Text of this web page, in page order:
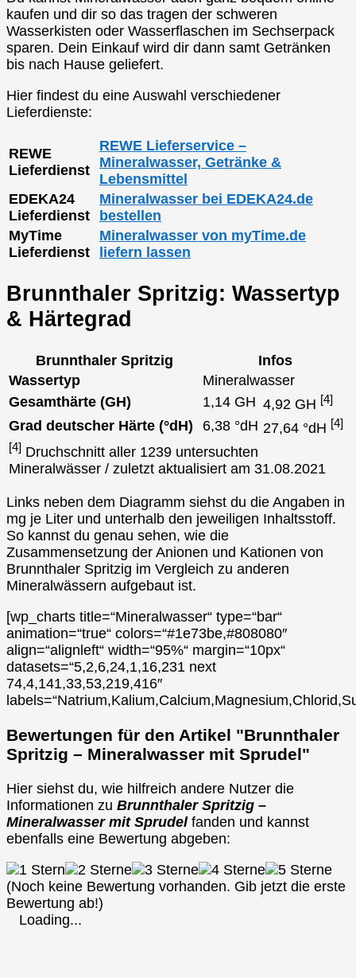
kaufen und dir so das tragen der schweren
Wasserkisten oder Wasserflaschen im Sechserpack
sparen. Dein Einkauf wird dir dann samt Getränken
bis nach Hause geliefert.
Hier findest du eine Auswahl verschiedener
Lieferdienste:
REWE
Lieferdienst
REWE Lieferservice –
Mineralwasser, Getränke &
Lebensmittel
EDEKA24
Lieferdienst
Mineralwasser bei EDEKA24.de
bestellen
MyTime
Lieferdienst
Mineralwasser von myTime.de
liefern lassen
Brunnthaler Spritzig: Wassertyp
& Härtegrad
Brunnthaler Spritzig
Infos
Wassertyp
Mineralwasser
Gesamthärte (GH)
1,14 GH 4,92 GH [4]
Grad deutscher Härte (°dH) 6,38 °dH 27,64 °dH [4]
[4] Druchschnitt aller 1239 untersuchten
Mineralwässer / zuletzt aktualisiert am 31.08.2021
Links neben dem Diagramm siehst du die Angaben in
mg je Liter und unterhalb den jeweiligen Inhaltsstoff.
So kannst du genau sehen, wie die
Zusammensetzung der Anionen und Kationen von
Brunnthaler Spritzig im Vergleich zu anderen
Mineralwässern aufgebaut ist.
[wp_charts title=“Mineralwasser“ type=“bar“
animation=“true“ colors=“#1e73be,#808080″
align=“alignleft“ width=“95%“ margin=“10px“
datasets=“5,2,6,24,1,16,231 next
74,4,141,33,53,219,416″
Bewertungen für den Artikel "Brunnthaler
Spritzig – Mineralwasser mit Sprudel"
Hier siehst du, wie hilfreich andere Nutzer die
Informationen zu Brunnthaler Spritzig –
Mineralwasser mit Sprudelfanden und kannst
ebenfalls eine Bewertung abgeben:
(Noch keine Bewertung vorhanden. Gib jetzt die erste
Bewertung ab!)
Loading...